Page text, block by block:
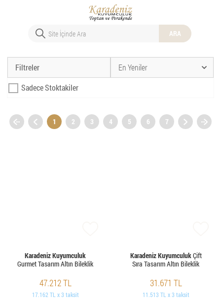
ARA
En Yeniler
Filtreler
Sadece Stoktakiler
1 2 3 4 5 6 7
Karadeniz Kuyumculuk
Gurmet Tasarım Altın Bileklik
47.212 TL
17.162 TL x 3 taksit
Karadeniz KuyumculukÇift
Sıra Tasarım Altın Bileklik
31.671 TL
11.513 TL x 3 taksit